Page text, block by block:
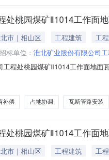
处桃园煤矿Ⅱ1014工作面
市｜相山区 工程建筑
工程
招标单位： 淮北矿业股份有限公司
工程处桃园煤矿Ⅱ1014工作面地
工作面地面瓦斯管路安装工
补偿 占地协调 瓦斯管路安装
处桃园煤矿Ⅱ1014工作面
市｜相山区 工程建筑
工程